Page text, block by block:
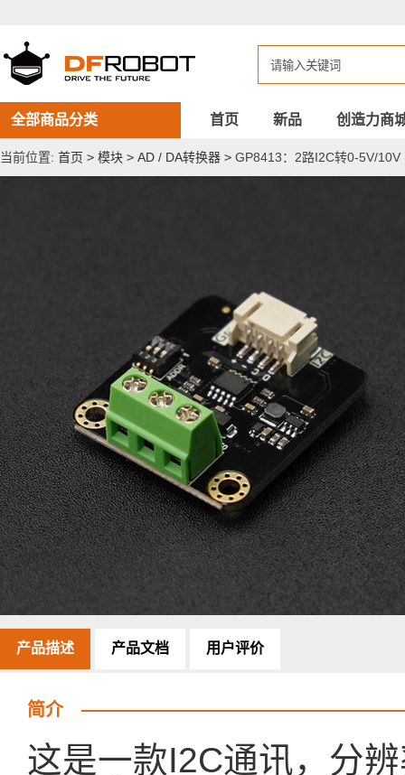
I2C
转
0-
5V/10V
(15bit)
模
拟
电
全部商品分类 首页 新品 创造力商
当前位置: 首页 > 模块 > AD / DA转换器 > GP8413：2路I2C转0-5V/
产品描述 产品文档 用户评价
简介
这是一款I2C通讯，分